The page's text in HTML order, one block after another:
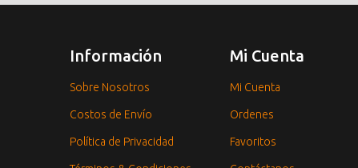
Información
Sobre Nosotros
Costos de Envío
Política de Privacidad
Mi Cuenta
Mi Cuenta
Ordenes
Favoritos